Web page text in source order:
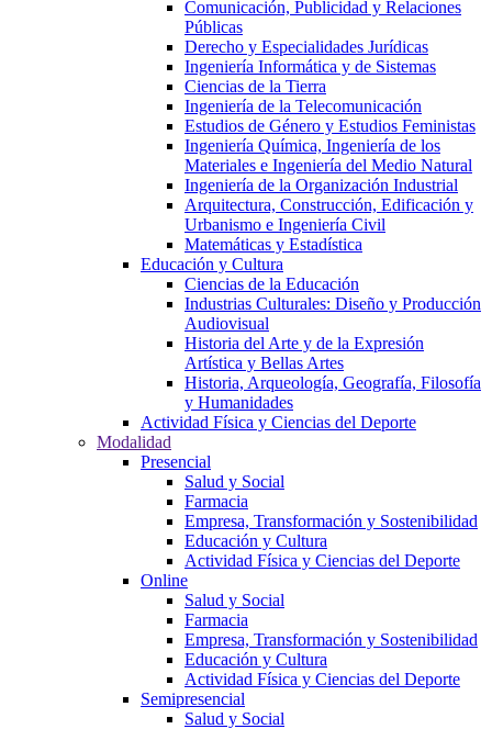
Comunicación, Publicidad y Relaciones
Públicas
Derecho y Especialidades Jurídicas
Ingeniería Informática y de Sistemas
Ciencias de la Tierra
Ingeniería de la Telecomunicación
Estudios de Género y Estudios Feministas
Ingeniería Química, Ingeniería de los
Materiales e Ingeniería del Medio Natural
Ingeniería de la Organización Industrial
Arquitectura, Construcción, Edificación y
Urbanismo e Ingeniería Civil
Matemáticas y Estadística
Educación y Cultura
Ciencias de la Educación
Industrias Culturales: Diseño y Producción
Audiovisual
Historia del Arte y de la Expresión
Artística y Bellas Artes
Historia, Arqueología, Geografía, Filosofía
y Humanidades
Actividad Física y Ciencias del Deporte
Modalidad
Presencial
Salud y Social
Farmacia
Empresa, Transformación y Sostenibilidad
Educación y Cultura
Actividad Física y Ciencias del Deporte
Online
Salud y Social
Farmacia
Empresa, Transformación y Sostenibilidad
Educación y Cultura
Actividad Física y Ciencias del Deporte
Semipresencial
Salud y Social